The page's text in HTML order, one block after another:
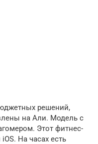
решений,
на Али. Модель с
Этот фитнес-
На часах есть